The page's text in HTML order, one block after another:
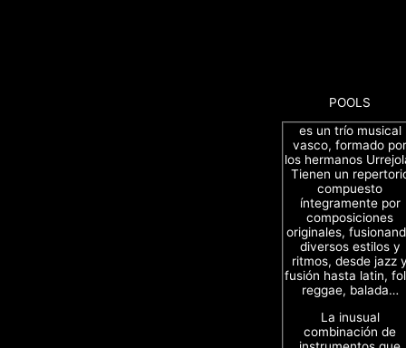
POOLS
es un trío musical
vasco, formado por
los hermanos
Tienen un
compuesto
íntegramente por
composiciones
originales,
diversos estilos y
ritmos, desde jazz
fusión hasta latin,
reggae, balada…
La inusual
combinación de